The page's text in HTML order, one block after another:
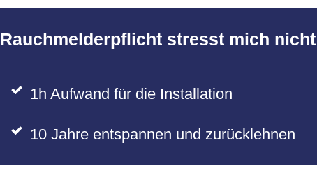
Rauchmelderpflicht stresst mich
1h Aufwand für die Installation
10 Jahre entspannen und zurücklehnen